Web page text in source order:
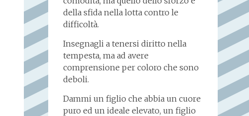
della sfida nella lotta contro le
difficoltà.
Insegnagli a tenersi diritto nella
tempesta, ma ad avere
comprensione per coloro che sono
deboli.
Dammi un figlio che abbia un cuore
puro ed un ideale elevato, un figlio